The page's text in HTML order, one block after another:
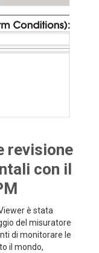
revisione
con il
è stata
del misuratore
di monitorare le
il mondo,